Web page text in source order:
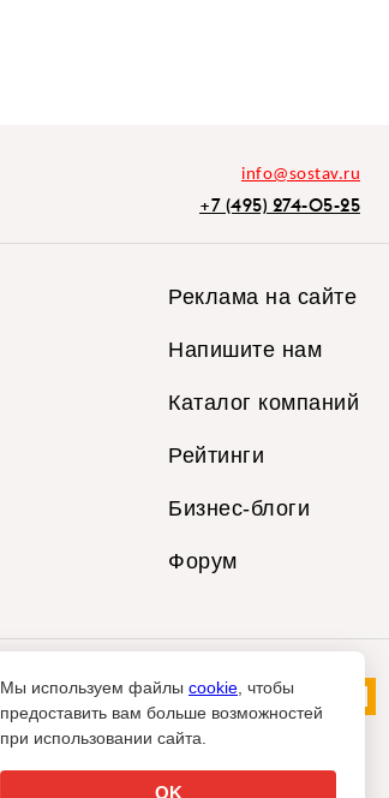
info@sostav.ru
+7 (495) 274-05-25
Реклама на сайте
Напишите нам
Каталог компаний
Рейтинги
Бизнес-блоги
Форум
Мы используем файлы cookie , чтобы
предоставить вам больше возможностей
при использовании сайта.
OK